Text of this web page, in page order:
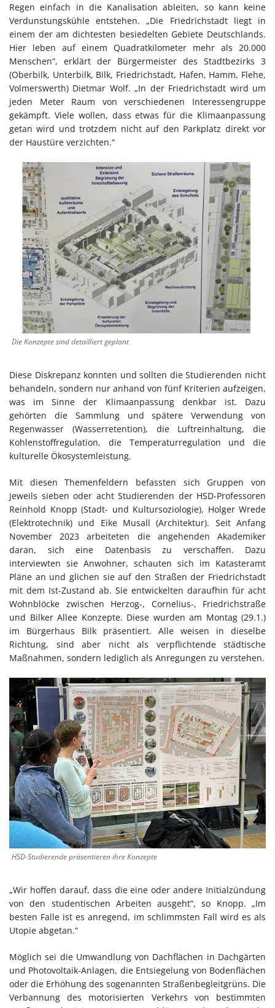
Regen einfach in die Kanalisation ableiten, so kann keine
Verdunstungskühle entstehen. „Die Friedrichstadt liegt in
einem der am dichtesten besiedelten Gebiete Deutschlands.
Hier leben auf einem Quadratkilometer mehr als 20.000
Menschen“, erklärt der Bürgermeister des Stadtbezirks 3
(Oberbilk, Unterbilk, Bilk, Friedrichstadt, Hafen, Hamm, Flehe,
Volmerswerth) Dietmar Wolf. „In der Friedrichstadt wird um
jeden Meter Raum von verschiedenen Interessengruppe
gekämpft. Viele wollen, dass etwas für die Klimaanpassung
getan wird und trotzdem nicht auf den Parkplatz direkt vor
der Haustüre verzichten.“
Die Konzepte sind detailliert geplant
Diese Diskrepanz konnten und sollten die Studierenden nicht
behandeln, sondern nur anhand von fünf Kriterien aufzeigen,
was im Sinne der Klimaanpassung denkbar ist. Dazu
gehörten die Sammlung und spätere Verwendung von
Regenwasser (Wasserretention), die Luftreinhaltung, die
Kohlenstoffregulation, die Temperaturregulation und die
kulturelle Ökosystemleistung.
Mit diesen Themenfeldern befassten sich Gruppen von
jeweils sieben oder acht Studierenden der HSD-Professoren
Reinhold Knopp (Stadt- und Kultursoziologie), Holger Wrede
(Elektrotechnik) und Eike Musall (Architektur). Seit Anfang
November 2023 arbeiteten die angehenden Akademiker
daran, sich eine Datenbasis zu verschaffen. Dazu
interviewten sie Anwohner, schauten sich im Katasteramt
Pläne an und glichen sie auf den Straßen der Friedrichstadt
mit dem Ist-Zustand ab. Sie entwickelten daraufhin für acht
Wohnblöcke zwischen Herzog-, Cornelius-, Friedrichstraße
und Bilker Allee Konzepte. Diese wurden am Montag (29.1.)
im Bürgerhaus Bilk präsentiert. Alle weisen in dieselbe
Richtung, sind aber nicht als verpflichtende städtische
Maßnahmen, sondern lediglich als Anregungen zu verstehen.
HSD-Studierende präsentieren ihre Konzepte
„Wir hoffen darauf, dass die eine oder andere Initialzündung
von den studentischen Arbeiten ausgeht“, so Knopp. „Im
besten Falle ist es anregend, im schlimmsten Fall wird es als
Utopie abgetan.“
Möglich sei die Umwandlung von Dachflächen in Dachgärten
und Photovoltaik-Anlagen, die Entsiegelung von Bodenflächen
oder die Erhöhung des sogenannten Straßenbegleitgrüns. Die
Verbannung des motorisierten Verkehrs von bestimmten